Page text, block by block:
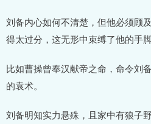
刘备内心如何不清楚，但他必须顾
得太过分，这无形中束缚了他的手脚
比如曹操曾奉汉献帝之命，命令刘
的袁术。
刘备明知实力悬殊，且家中有狼子